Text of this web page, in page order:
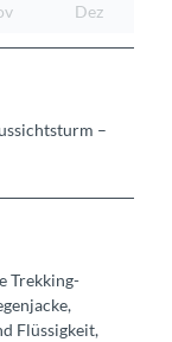
Dez
–
Trekking-
Flüssigkeit,